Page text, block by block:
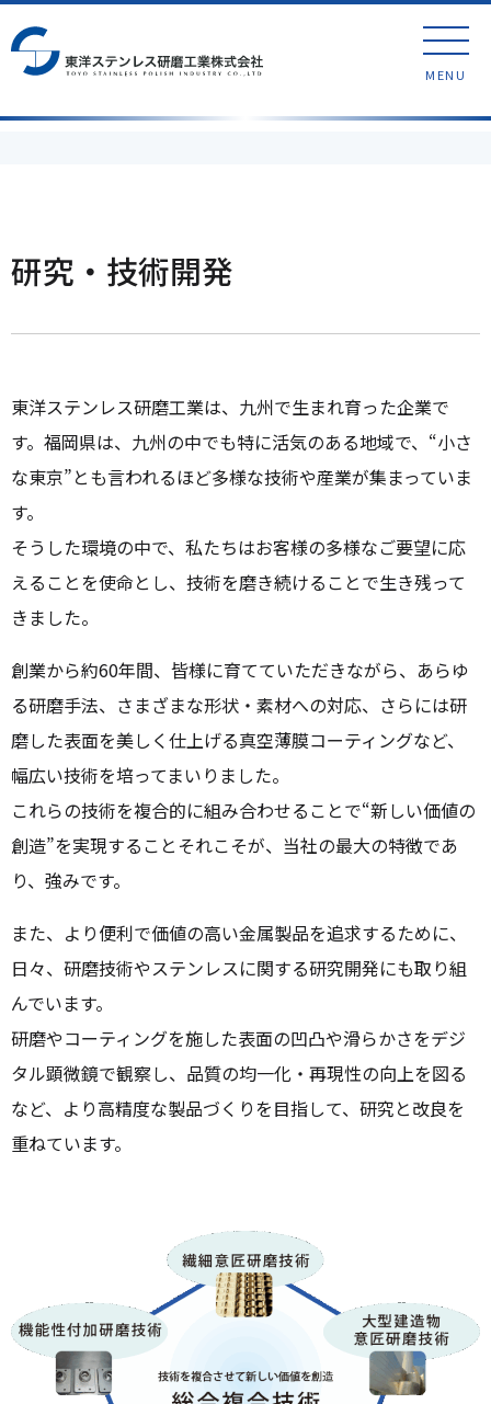
MENU
研究・技術開発
東洋ステンレス研磨工業は、九州で生まれ育った企業で
す。福岡県は、九州の中でも特に活気のある地域で、“小さ
な東京”とも言われるほど多様な技術や産業が集まっていま
す。
そうした環境の中で、私たちはお客様の多様なご要望に応
えることを使命とし、技術を磨き続けることで生き残って
きました。
創業から約60年間、皆様に育てていただきながら、あらゆ
る研磨手法、さまざまな形状・素材への対応、さらには研
磨した表面を美しく仕上げる真空薄膜コーティングなど、
幅広い技術を培ってまいりました。
これらの技術を複合的に組み合わせることで“新しい価値の
創造”を実現すること――それこそが、当社の最大の特徴であ
り、強みです。
また、より便利で価値の高い金属製品を追求するために、
日々、研磨技術やステンレスに関する研究開発にも取り組
んでいます。
研磨やコーティングを施した表面の凹凸や滑らかさをデジ
タル顕微鏡で観察し、品質の均一化・再現性の向上を図る
など、より高精度な製品づくりを目指して、研究と改良を
重ねています。